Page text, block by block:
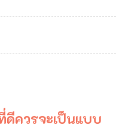
ดีควรจะเป็นแบบ